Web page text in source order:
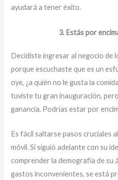
ayudará a tener éxito.
3. Estás por
Decidiste ingresar al negocio de
porque escuchaste que es un
oye, ¿a quién no le gusta la
tuviste tu gran inauguración,
ganancia. Podrías estar por
Es fácil saltarse pasos cruciales
móvil. Si siguió adelante con su
comprender la demografía de su
gastos inconvenientes, se está